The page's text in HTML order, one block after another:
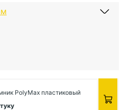
PolyMax пластиковый